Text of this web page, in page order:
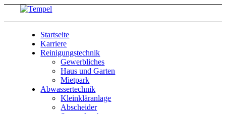
Startseite
Karriere
Reinigungstechnik
Gewerbliches
Haus und Garten
Mietpark
Abwassertechnik
Kleinkläranlage
Abscheider